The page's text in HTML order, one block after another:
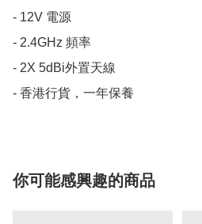
- 12V 電源
- 2.4GHz 頻率
- 2X 5dBi外置天線
- 香港行貨，一年保養
你可能感興趣的商品